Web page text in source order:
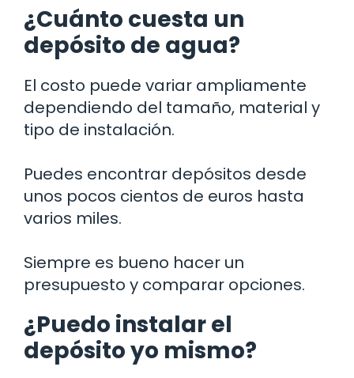
¿Cuánto cuesta un
depósito de agua?
El costo puede variar ampliamente
dependiendo del tamaño, material y
tipo de instalación.
Puedes encontrar depósitos desde
unos pocos cientos de euros hasta
varios miles.
Siempre es bueno hacer un
presupuesto y comparar opciones.
¿Puedo instalar el
depósito yo mismo?